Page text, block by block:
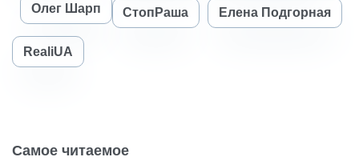
Олег Шарп СтопРаша Елена Подгорная
RealiUA
Самое читаемое